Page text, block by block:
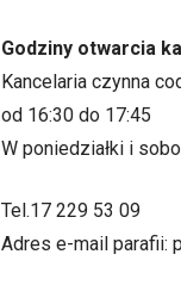
Godziny otwarcia
Kancelaria
od 16:30 do 17:45
W poniedziałki i
Tel.17 229 53 09
Adres e-mail parafii: